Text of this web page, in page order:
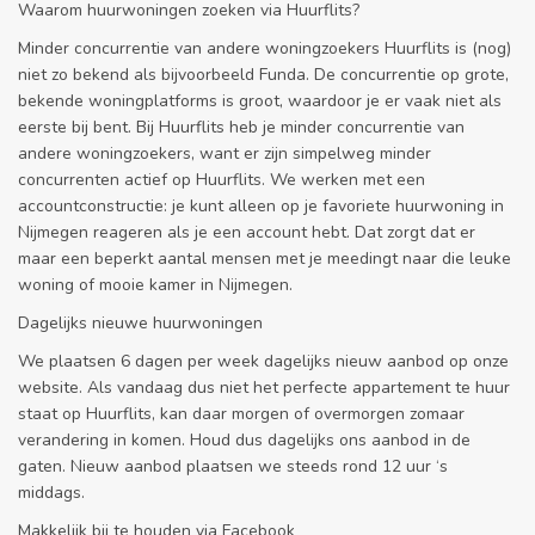
Waarom huurwoningen zoeken via Huurflits?
Minder concurrentie van andere woningzoekers Huurflits is (nog)
niet zo bekend als bijvoorbeeld Funda. De concurrentie op grote,
bekende woningplatforms is groot, waardoor je er vaak niet als
eerste bij bent. Bij Huurflits heb je minder concurrentie van
andere woningzoekers, want er zijn simpelweg minder
concurrenten actief op Huurflits. We werken met een
accountconstructie: je kunt alleen op je favoriete huurwoning in
Nijmegen reageren als je een account hebt. Dat zorgt dat er
maar een beperkt aantal mensen met je meedingt naar die leuke
woning of mooie kamer in Nijmegen.
Dagelijks nieuwe huurwoningen
We plaatsen 6 dagen per week dagelijks nieuw aanbod op onze
website. Als vandaag dus niet het perfecte appartement te huur
staat op Huurflits, kan daar morgen of overmorgen zomaar
verandering in komen. Houd dus dagelijks ons aanbod in de
gaten. Nieuw aanbod plaatsen we steeds rond 12 uur ‘s
middags.